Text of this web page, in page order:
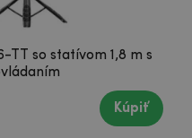
TT so statívom 1,8 m s
Kúpiť